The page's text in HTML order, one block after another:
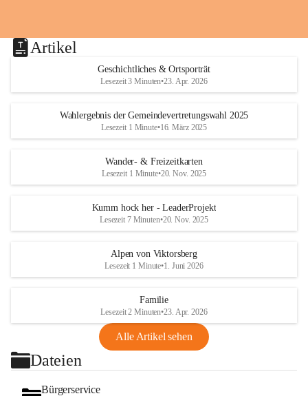
Artikel
Geschichtliches & Ortsporträt
Lesezeit 3 Minuten•23. Apr. 2026
Wahlergebnis der Gemeindevertretungswahl 2025
Lesezeit 1 Minute•16. März 2025
Wander- & Freizeitkarten
Lesezeit 1 Minute•20. Nov. 2025
Kumm hock her - LeaderProjekt
Lesezeit 7 Minuten•20. Nov. 2025
Alpen von Viktorsberg
Lesezeit 1 Minute•1. Juni 2026
Familie
Lesezeit 2 Minuten•23. Apr. 2026
Alle Artikel sehen
Dateien
Bürgerservice